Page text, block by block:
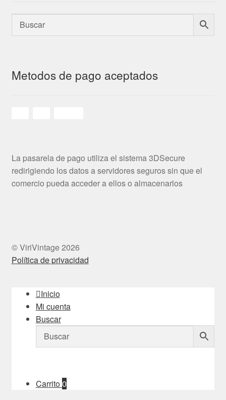
Metodos de pago aceptados
La pasarela de pago utiliza el sistema 3DSecure
redirigiendo los datos a servidores seguros sin que el
comercio pueda acceder a ellos o almacenarlos
© ViriVintage 2026
Política de privacidad
Inicio
Mi cuenta
Buscar
Carrito0